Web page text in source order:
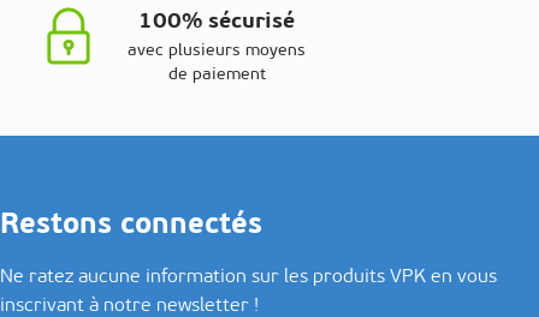
100% sécurisé
avec plusieurs moyens
de paiement
Restons connectés
Ne ratez aucune information sur les produits VPK en vous
inscrivant à notre newsletter !